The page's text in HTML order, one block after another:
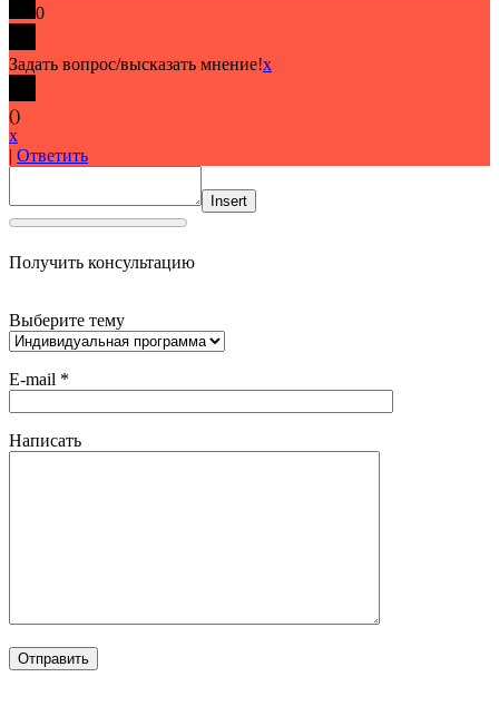
0
Задать вопрос/высказать мнение!x
()
x
| Ответить
Insert
Получить консультацию
Выберите тему
E-mail *
Написать